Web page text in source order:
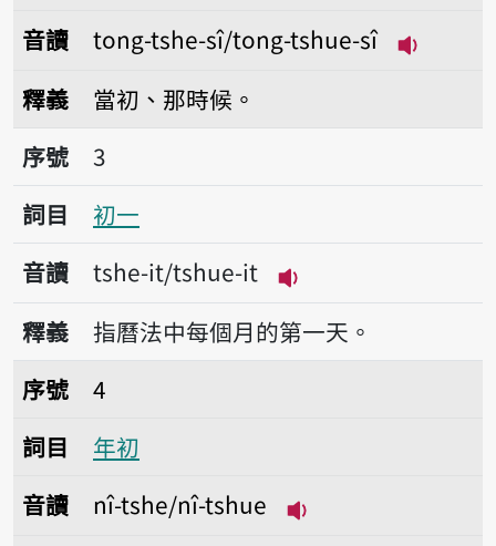
音讀
tong-tshe-sî/tong-tshue-sî
釋義
當初、那時候。
序號3初一
序號
3
詞目
初一
音讀
tshe-it/tshue-it
播放音讀tshe-it/
釋義
指曆法中每個月的第一天。
序號4年初
序號
4
詞目
年初
音讀
nî-tshe/nî-tshue